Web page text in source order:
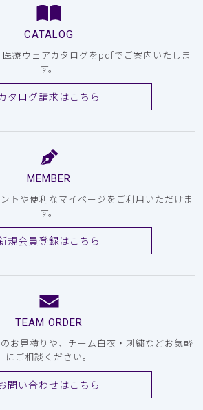
CATALOG
療ウェアカタログをpdfでご案内いたしま
す。
タログ請求はこちら
MEMBER
トや便利なマイページをご利用いただけま
す。
規会員登録はこちら
TEAM ORDER
お見積りや、チーム白衣・刺繍などお気軽
にご相談ください。
問い合わせはこちら